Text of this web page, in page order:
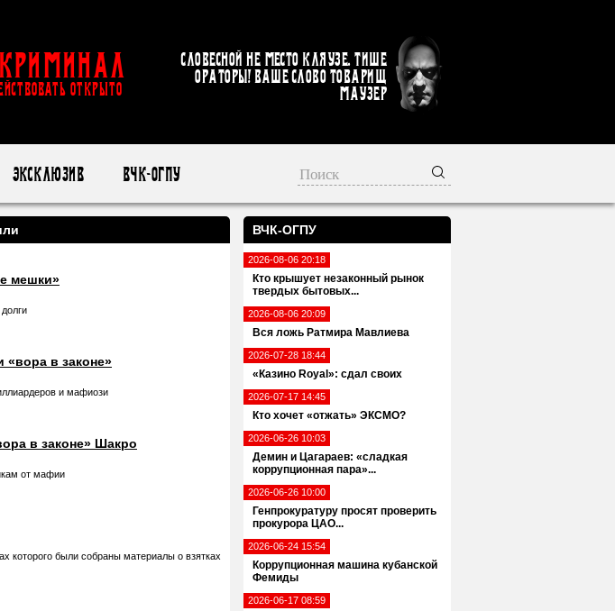
ОТКРЫТО
Словесной не место кляузе. Тише
ораторы! Ваше слово товарищ
Маузер
Эксклюзив ВЧК-ОГПУ
ВЧК-ОГПУ
2026-08-06 20:18
Кто крышует незаконный рынок
твердых бытовых...
2026-08-06 20:09
Вся ложь Ратмира Мавлиева
2026-07-28 18:44
«Казино Royal»: сдал своих
2026-07-17 14:45
Кто хочет «отжать» ЭКСМО?
2026-06-26 10:03
Демин и Цагараев: «сладкая
коррупционная пара»...
2026-06-26 10:00
Генпрокуратуру просят проверить
прокурора ЦАО...
2026-06-24 15:54
Коррупционная машина кубанской
Фемиды
2026-06-17 08:59
мешки»
«вора в законе»
и мафиози
в законе» Шакро
от мафии
которого были собраны материалы о взятках